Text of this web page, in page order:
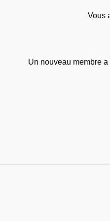
Vous
Un nouveau membre